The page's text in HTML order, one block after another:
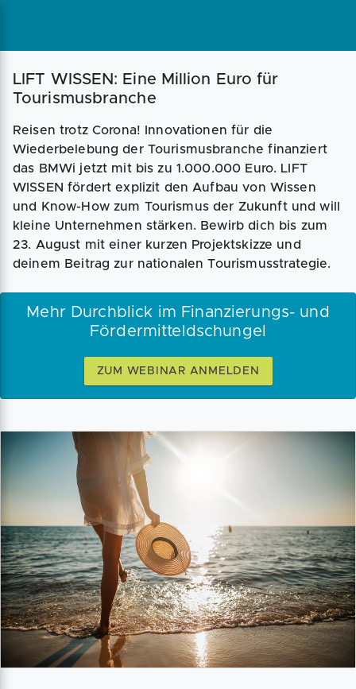
LIFT WISSEN: Eine Million Euro für
Tourismusbranche
Reisen trotz Corona! Innovationen für die
Wiederbelebung der Tourismusbranche finanziert
das BMWi jetzt mit bis zu 1.000.000 Euro. LIFT
WISSEN fördert explizit den Aufbau von Wissen
und Know-How zum Tourismus der Zukunft und will
kleine Unternehmen stärken. Bewirb dich bis zum
23. August mit einer kurzen Projektskizze und
deinem Beitrag zur nationalen Tourismusstrategie.
Mehr Durchblick im Finanzierungs- und
Fördermitteldschungel
ZUM WEBINAR ANMELDEN